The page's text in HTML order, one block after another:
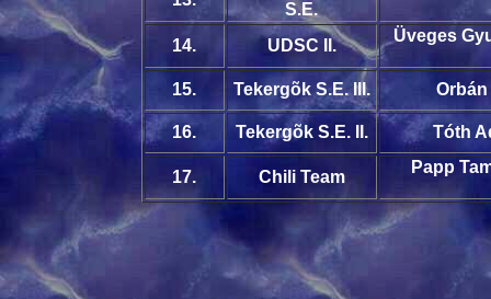
S.E.
14.
UDSC II.
Üveges
15. Tekergõk S.E. III.
16. Tekergõk S.E. II. Tóth
17. Chili Team
Papp